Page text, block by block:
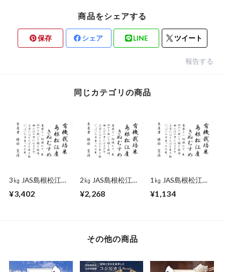
商品をシェアする
保存 シェア LINE ツイート
報告する
同じカテゴリの商品
3㎏ JAS島根松江き
¥3,402
2㎏ JAS島根松江き
¥2,268
1㎏ JAS島根松江き
¥1,134
その他の商品